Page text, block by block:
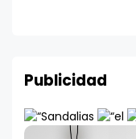
Publicidad